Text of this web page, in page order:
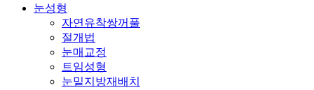
눈성형
자연유착쌍꺼풀
절개법
눈매교정
트임성형
눈밑지방재배치